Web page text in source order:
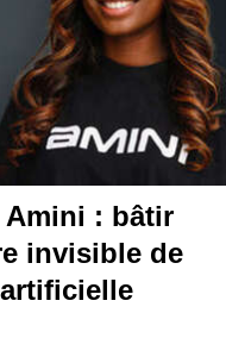
Amini : bâtir
invisible de